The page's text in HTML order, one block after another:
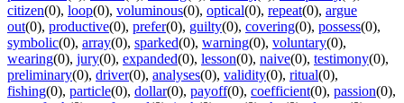
citizen(0), loop(0), voluminous(0), optical(0), repeat(0), argue
out(0), productive(0), prefer(0), guilty(0), covering(0), possess(0),
symbolic(0), array(0), sparked(0), warning(0), voluntary(0),
wearing(0), jury(0), expanded(0), lesson(0), naive(0), testimony(0),
preliminary(0), driver(0), analyses(0), validity(0), ritual(0),
fishing(0), particle(0), dollar(0), payoff(0), coefficient(0), passion(0),